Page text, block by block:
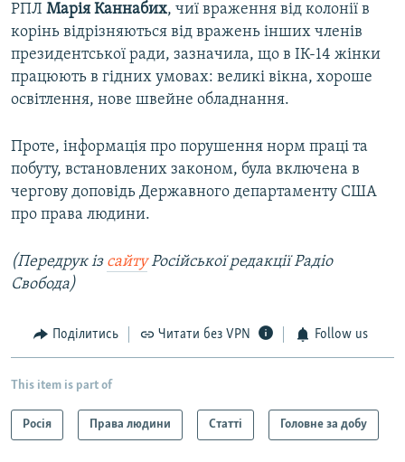
РПЛ Марія Каннабих, чиї враження від колонії в
корінь відрізняються від вражень інших членів
президентської ради, зазначила, що в ІК-14 жінки
працюють в гідних умовах: великі вікна, хороше
освітлення, нове швейне обладнання.
Проте, інформація про порушення норм праці та
побуту, встановлених законом, була включена в
чергову доповідь Державного департаменту США
про права людини.
(Передрук із сайтуРосійської редакції Радіо
Свобода)
Поділитись Читати без VPN Follow us
This item is part of
Росія Права людини Статті Головне за добу